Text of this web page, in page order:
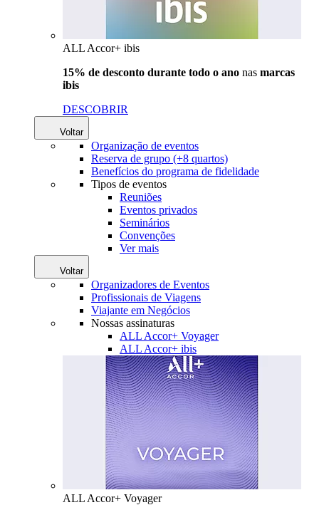
ALL Accor+ ibis
15% de desconto durante todo o ano nas marcas
ibis
DESCOBRIR
Voltar
Organização de eventos
Reserva de grupo (+8 quartos)
Benefícios do programa de fidelidade
Tipos de eventos
Reuniões
Eventos privados
Seminários
Convenções
Ver mais
Voltar
Organizadores de Eventos
Profissionais de Viagens
Viajante em Negócios
Nossas assinaturas
ALL Accor+ Voyager
ALL Accor+ ibis
ALL Accor+ Voyager